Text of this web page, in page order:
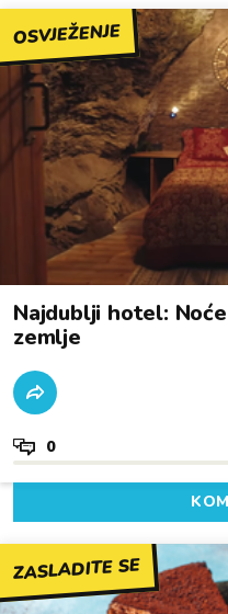
OSVJEŽENJE
Najdublji hotel:
zemlje
0
ZASLADITE SE